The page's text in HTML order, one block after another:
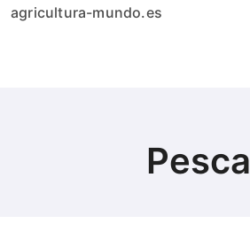
agricultura-mundo.es
Pesca